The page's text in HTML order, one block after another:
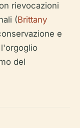
rievocazioni
(Brittany
e
del